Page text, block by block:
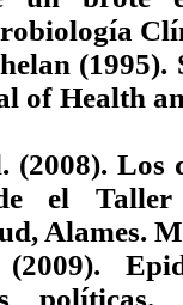
(1995).
of Health
(2008). Los
el
Alames.